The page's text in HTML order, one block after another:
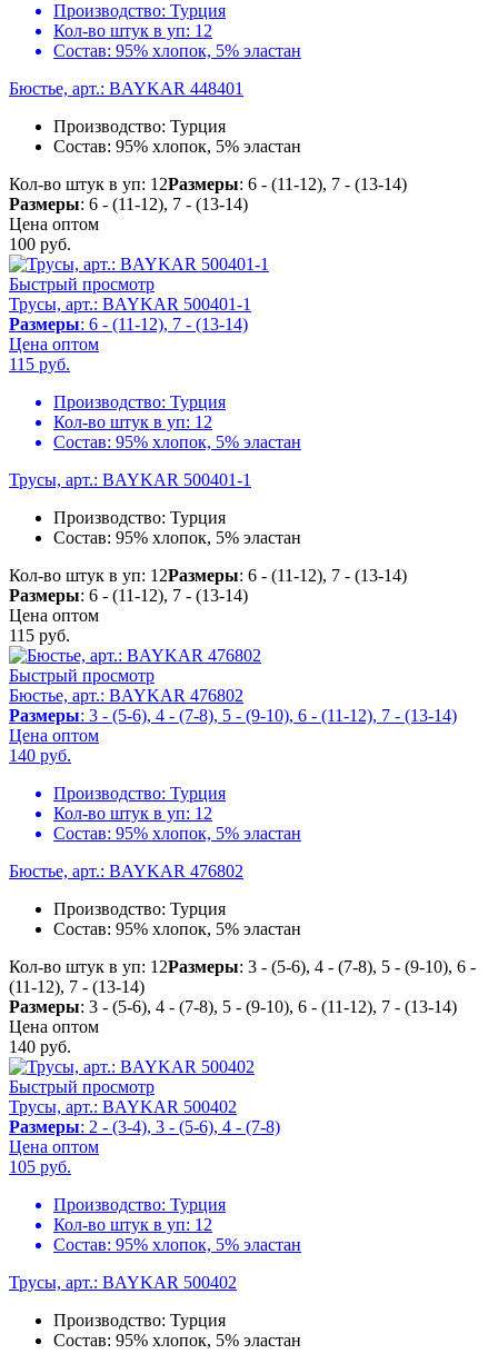
Производство: Турция
Кол-во штук в уп: 12
Состав: 95% хлопок, 5% эластан
Бюстье, арт.: BAYKAR 448401
Производство: Турция
Состав: 95% хлопок, 5% эластан
Кол-во штук в уп: 12Размеры: 6 - (11-12), 7 - (13-14)
Размеры: 6 - (11-12), 7 - (13-14)
Цена оптом
100 руб.
Быстрый просмотр
Трусы, арт.: BAYKAR 500401-1
Размеры: 6 - (11-12), 7 - (13-14)
Цена оптом
115 руб.
Производство: Турция
Кол-во штук в уп: 12
Состав: 95% хлопок, 5% эластан
Трусы, арт.: BAYKAR 500401-1
Производство: Турция
Состав: 95% хлопок, 5% эластан
Кол-во штук в уп: 12Размеры: 6 - (11-12), 7 - (13-14)
Размеры: 6 - (11-12), 7 - (13-14)
Цена оптом
115 руб.
Быстрый просмотр
Бюстье, арт.: BAYKAR 476802
Размеры: 3 - (5-6), 4 - (7-8), 5 - (9-10), 6 - (11-12), 7 - (13-14)
Цена оптом
140 руб.
Производство: Турция
Кол-во штук в уп: 12
Состав: 95% хлопок, 5% эластан
Бюстье, арт.: BAYKAR 476802
Производство: Турция
Состав: 95% хлопок, 5% эластан
Кол-во штук в уп: 12Размеры: 3 - (5-6), 4 - (7-8), 5 - (9-10), 6 -
(11-12), 7 - (13-14)
Размеры: 3 - (5-6), 4 - (7-8), 5 - (9-10), 6 - (11-12), 7 - (13-14)
Цена оптом
140 руб.
Быстрый просмотр
Трусы, арт.: BAYKAR 500402
Размеры: 2 - (3-4), 3 - (5-6), 4 - (7-8)
Цена оптом
105 руб.
Производство: Турция
Кол-во штук в уп: 12
Состав: 95% хлопок, 5% эластан
Трусы, арт.: BAYKAR 500402
Производство: Турция
Состав: 95% хлопок, 5% эластан